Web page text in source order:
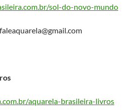
sol-do-novo-mundo
aquarela-brasileira-livros